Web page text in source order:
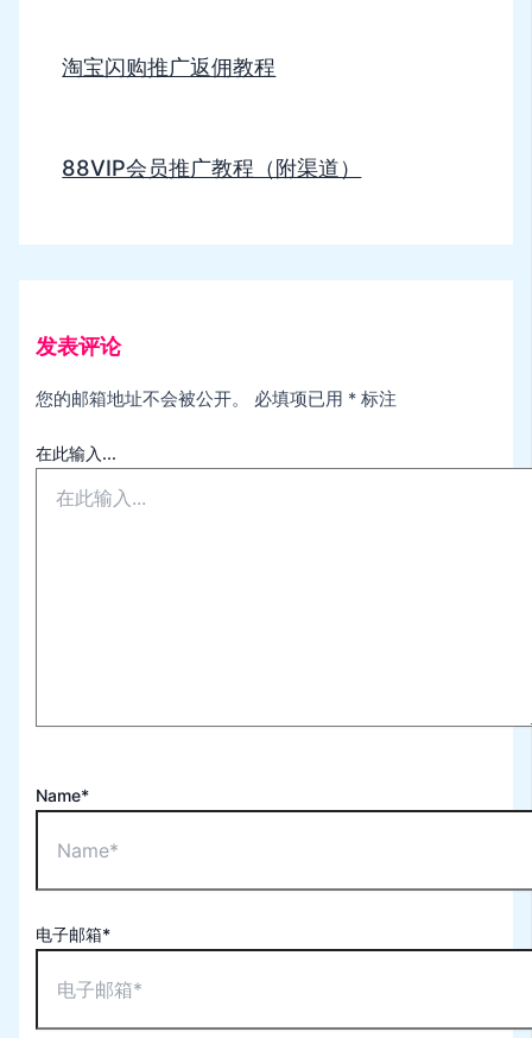
淘宝闪购推广返佣教程
88VIP会员推广教程（附渠道）
发表评论
您的邮箱地址不会被公开。 必填项已用 * 标注
在此输入...
Name*
电子邮箱*